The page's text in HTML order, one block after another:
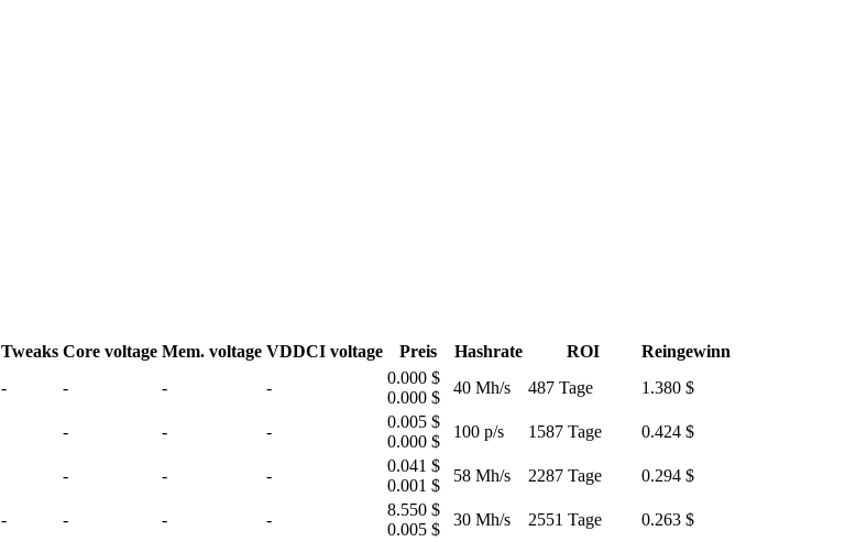
Tweaks Core voltage Mem. voltage VDDCI voltage Preis Hashrate ROI Reingewinn
- - - -
0.000 $
0.000 $
40 Mh/s 487 Tage 1.380 $
- - -
0.005 $
0.000 $
100 p/s 1587 Tage 0.424 $
- - -
0.041 $
0.001 $
58 Mh/s 2287 Tage 0.294 $
- - - -
8.550 $
0.005 $
30 Mh/s 2551 Tage 0.263 $